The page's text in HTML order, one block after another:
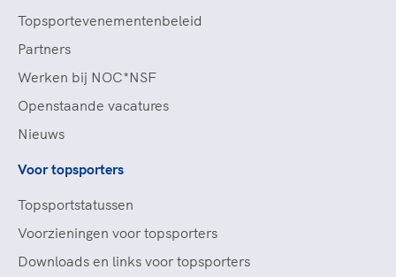
Topsportevenementenbeleid
Partners
Werken bij NOC*NSF
Openstaande vacatures
Nieuws
Voor topsporters
Topsportstatussen
Voorzieningen voor topsporters
Downloads en links voor topsporters